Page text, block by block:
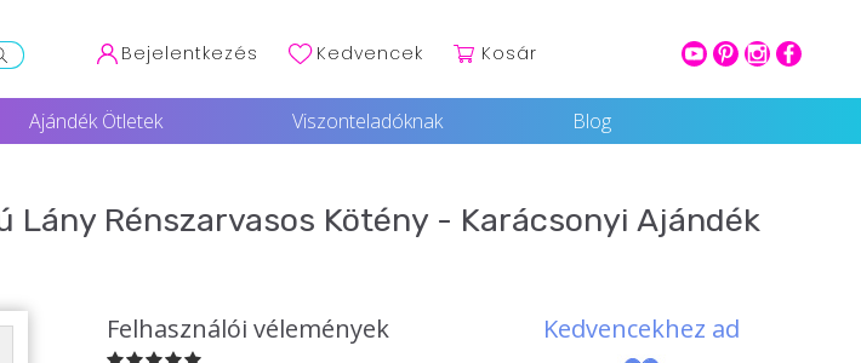
Bejelentkezés Kedvencek Kosárfacebook
intagram
pinterest
youtube
Ajándék Ötletek Viszonteladóknak Blog
Rénszarvasos Kötény - Karácsonyi Ajándék
Felhasználói vélemények Kedvencekhez ad